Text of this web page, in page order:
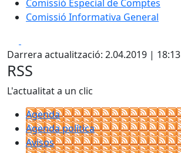
Comissió Especial de Comptes
Comissió Informativa General
Darrera actualització: 2.04.2019 | 18:13
RSS
L'actualitat a un clic
Agenda
Agenda política
Avisos